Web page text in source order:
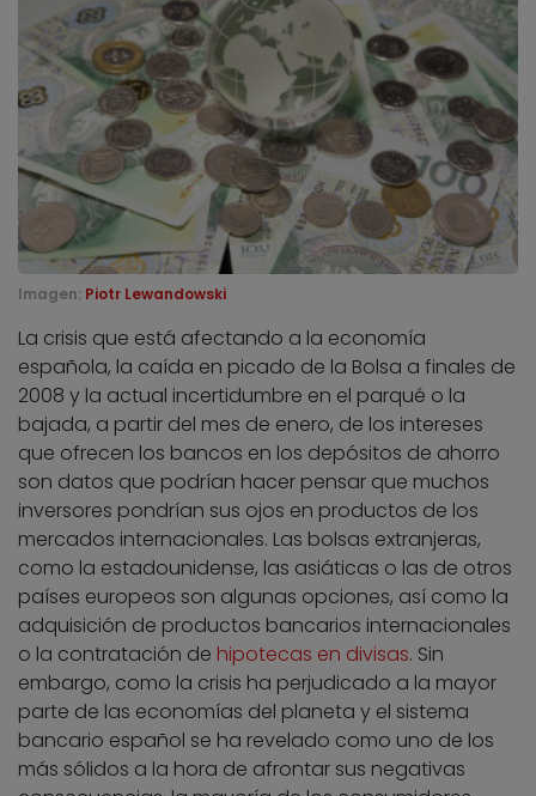
Imagen: Piotr Lewandowski
La crisis que está afectando a la economía
española, la caída en picado de la Bolsa a finales de
2008 y la actual incertidumbre en el parqué o la
bajada, a partir del mes de enero, de los intereses
que ofrecen los bancos en los depósitos de ahorro
son datos que podrían hacer pensar que muchos
inversores pondrían sus ojos en productos de los
mercados internacionales. Las bolsas extranjeras,
como la estadounidense, las asiáticas o las de otros
países europeos son algunas opciones, así como la
adquisición de productos bancarios internacionales
o la contratación de hipotecas en divisas. Sin
embargo, como la crisis ha perjudicado a la mayor
parte de las economías del planeta y el sistema
bancario español se ha revelado como uno de los
más sólidos a la hora de afrontar sus negativas